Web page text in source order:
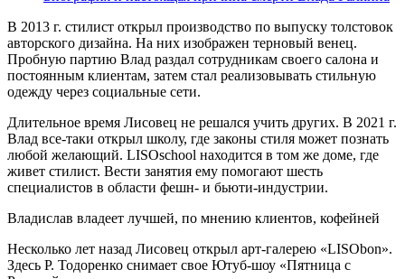
В 2013 г. стилист открыл производство по выпуску толстовок
авторского дизайна. На них изображен терновый венец.
Пробную партию Влад раздал сотрудникам своего салона и
постоянным клиентам, затем стал реализовывать стильную
одежду через социальные сети.
Длительное время Лисовец не решался учить других. В 2021 г.
Влад все-таки открыл школу, где законы стиля может познать
любой желающий. LISOschool находится в том же доме, где
живет стилист. Вести занятия ему помогают шесть
специалистов в области фешн- и бьюти-индустрии.
Владислав владеет лучшей, по мнению клиентов, кофейней
Несколько лет назад Лисовец открыл арт-галерею «LISObon».
Здесь Р. Тодоренко снимает свое Ютуб-шоу «Пятница с